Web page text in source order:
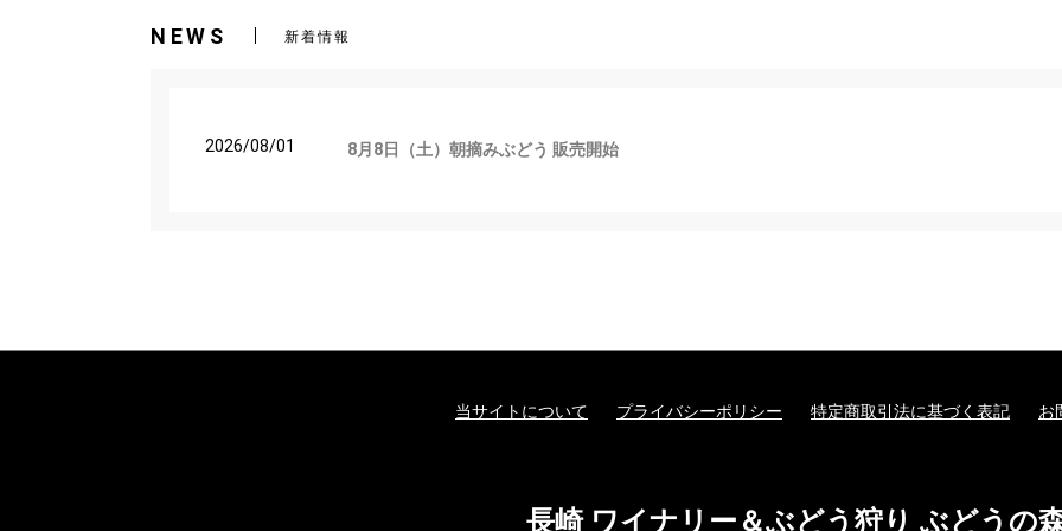
NEWS 新着情報
2026/08/01 8月8日（土）朝摘みぶどう 販売開始
当サイトについて プライバシーポリシー 特定商取引法に基づく表記 お
長崎 ワイナリー＆ぶどう狩り ぶどうの